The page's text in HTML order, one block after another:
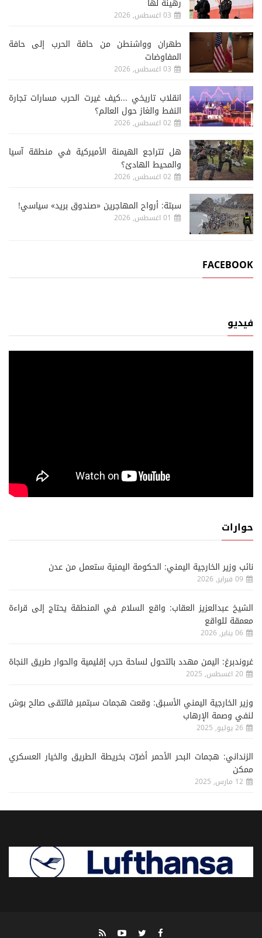
رهينة لها
03 اغسطس, 2026
طهران وواشنطن من حافة الحرب إلى حافة
المفاوضات
03 اغسطس, 2026
انقلاب تاريخي ...كيف غيرت الحرب مسارات تجارة
النفط والغاز حول العالم؟
02 اغسطس, 2026
هل تتراجع الهيمنة الأميركية في منطقة آسيا
والمحيط الهادئ؟
02 اغسطس, 2026
سبتة: أرواح المهاجرين «صندوق بريد» سياسي!
01 اغسطس, 2026
FACEBOOK
فيديو
حوارات
نائب وزير الخارجية اليمني: الحكومة اليمنية ستعمل من عدن
09 فبراير, 2026
الشيخ عبدالعزيز العقاب: واقع السلام في المنطقة يحتاج إلى قراءة
معمقة للواقع
06 يناير, 2026
غروندبرغ: اليمن مهدد بالتحول لساحة حرب إقليمية والحوار طريق النجاة
20 اغسطس, 2025
وزير الخارجية اليمني الأسبق: وقعت هجمات سبتمبر فالتقى صالح بوش
لنفي وصمة الإرهاب
26 يوليو, 2025
الزنداني: هجمات البحر الأحمر أضرّت بخريطة الطريق والخيار العسكري
ممكن
12 مارس, 2025